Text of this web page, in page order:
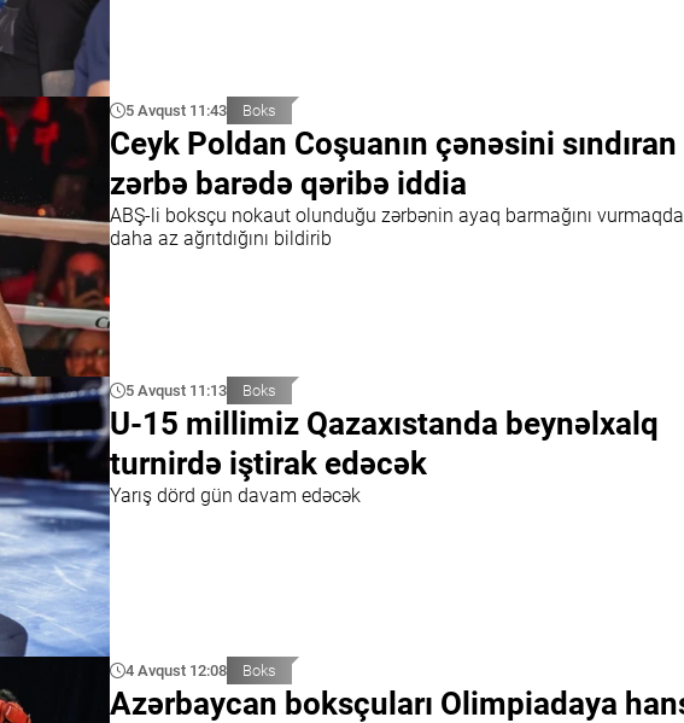
5 Avqust 11:43 Boks
Ceyk Poldan Coşuanın çənəsini sındıran
zərbə barədə qəribə iddia
ABŞ-li boksçu nokaut olunduğu zərbənin ayaq barmağını
daha az ağrıtdığını bildirib
5 Avqust 11:13 Boks
U-15 millimiz Qazaxıstanda beynəlxalq
turnirdə iştirak edəcək
Yarış dörd gün davam edəcək
4 Avqust 12:08 Boks
Azərbaycan boksçuları Olimpiadaya